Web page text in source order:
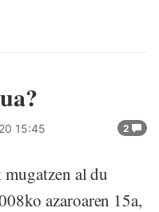
2
15:45
al du
azaroaren 15a,